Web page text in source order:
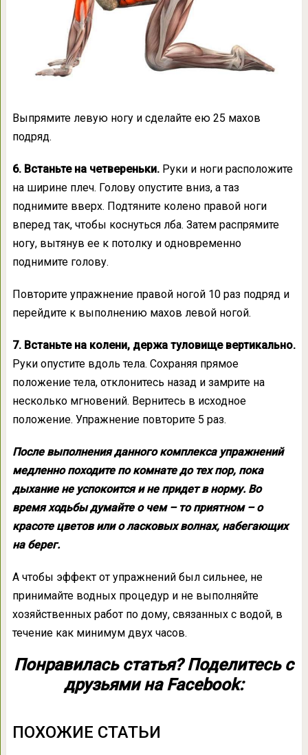
Выпрямите левую ногу и сделайте ею 25 махов
подряд.
6. Встаньте на четвереньки.Руки и ноги расположите
на ширине плеч. Голову опустите вниз, а таз
поднимите вверх. Подтяните колено правой ноги
вперед так, чтобы коснуться лба. Затем распрямите
ногу, вытянув ее к потолку и одновременно
поднимите голову.
Повторите упражнение правой ногой 10 раз подряд и
перейдите к выполнению махов левой ногой.
7. Встаньте на колени, держа туловище вертикально.
Руки опустите вдоль тела. Сохраняя прямое
положение тела, отклонитесь назад и замрите на
несколько мгновений. Вернитесь в исходное
положение. Упражнение повторите 5 раз.
После выполнения данного комплекса упражнений
медленно походите по комнате до тех пор, пока
дыхание не успокоится и не придет в норму. Во
время ходьбы думайте о чем – то приятном – о
красоте цветов или о ласковых волнах, набегающих
на берег.
А чтобы эффект от упражнений был сильнее, не
принимайте водных процедур и не выполняйте
хозяйственных работ по дому, связанных с водой, в
течение как минимум двух часов.
Понравилась статья? Поделитесь с
друзьями на Facebook:
ПОХОЖИЕ СТАТЬИ